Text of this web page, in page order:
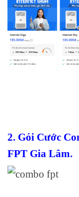
2. Gói Cước
FPT Gia Lâm.